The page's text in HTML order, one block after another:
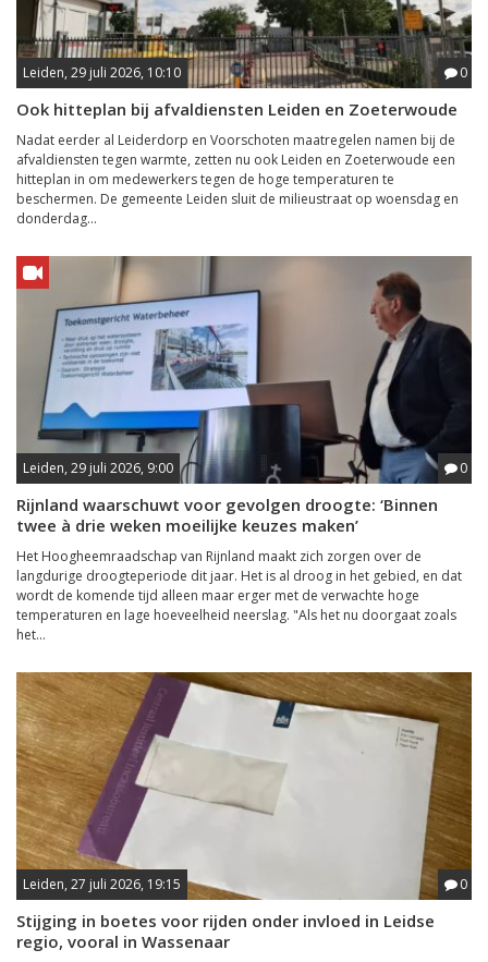
Leiden, 29 juli 2026, 10:10 0
Ook hitteplan bij afvaldiensten Leiden en Zoeterwoude
Nadat eerder al Leiderdorp en Voorschoten maatregelen namen bij de
afvaldiensten tegen warmte, zetten nu ook Leiden en Zoeterwoude een
hitteplan in om medewerkers tegen de hoge temperaturen te
beschermen. De gemeente Leiden sluit de milieustraat op woensdag en
donderdag...
Leiden, 29 juli 2026, 9:00 0
Rijnland waarschuwt voor gevolgen droogte: ‘Binnen
twee à drie weken moeilijke keuzes maken’
Het Hoogheemraadschap van Rijnland maakt zich zorgen over de
langdurige droogteperiode dit jaar. Het is al droog in het gebied, en dat
wordt de komende tijd alleen maar erger met de verwachte hoge
temperaturen en lage hoeveelheid neerslag. "Als het nu doorgaat zoals
het...
Leiden, 27 juli 2026, 19:15 0
Stijging in boetes voor rijden onder invloed in Leidse
regio, vooral in Wassenaar